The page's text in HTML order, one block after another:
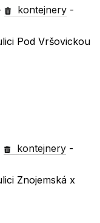
kontejnery -
Pod Vršovickou
kontejnery -
Znojemská x